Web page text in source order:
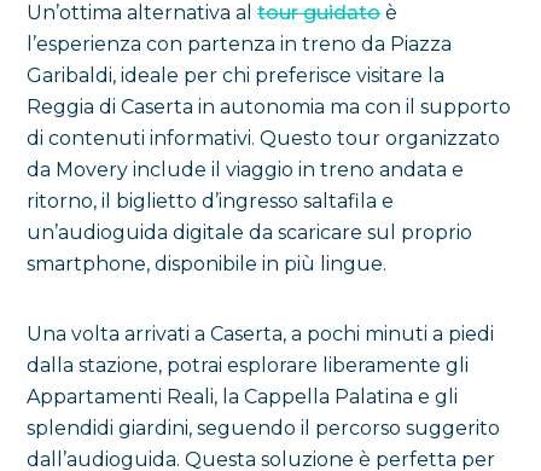
Un’ottima alternativa al tour guidato è
l’esperienza con partenza in treno da Piazza
Garibaldi, ideale per chi preferisce visitare la
Reggia di Caserta in autonomia ma con il supporto
di contenuti informativi. Questo tour organizzato
da Movery include il viaggio in treno andata e
ritorno, il biglietto d’ingresso saltafila e
un’audioguida digitale da scaricare sul proprio
smartphone, disponibile in più lingue.
Una volta arrivati a Caserta, a pochi minuti a piedi
dalla stazione, potrai esplorare liberamente gli
Appartamenti Reali, la Cappella Palatina e gli
splendidi giardini, seguendo il percorso suggerito
dall’audioguida. Questa soluzione è perfetta per